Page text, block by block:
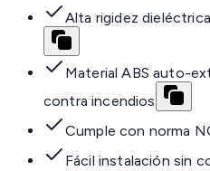
Alta rigidez
Material ABS auto-
contra incendios
Cumple con norma
Fácil instalación sin